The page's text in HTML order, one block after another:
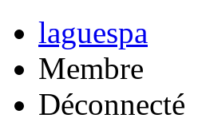
laguespa
Membre
Déconnecté